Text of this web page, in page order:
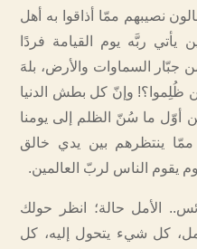
نصيبهم ممّا أذاقوا به أهل
يأتي ربَّه يوم القيامة فردًا
السماوات والأرض، بلهَ
ظُلِموا؟! وإنّ كل بطش الدنيا
أوّل ما سُنّ الظلم إلى يومنا
ينتظرهم بين يدي خالق
يقوم الناس لربّ العالمين.
الأمل حالة؛ انظر حولك
كل شيء يتحول إليه، كل